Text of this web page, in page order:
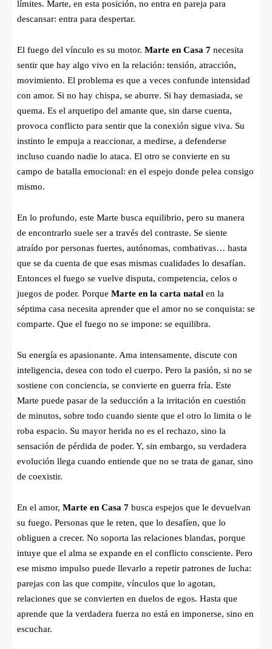
límites. Marte, en esta posición, no entra en pareja para
descansar: entra para despertar.
El fuego del vínculo es su motor. Marte en Casa 7 necesita
sentir que hay algo vivo en la relación: tensión, atracción,
movimiento. El problema es que a veces confunde intensidad
con amor. Si no hay chispa, se aburre. Si hay demasiada, se
quema. Es el arquetipo del amante que, sin darse cuenta,
provoca conflicto para sentir que la conexión sigue viva. Su
instinto le empuja a reaccionar, a medirse, a defenderse
incluso cuando nadie lo ataca. El otro se convierte en su
campo de batalla emocional: en el espejo donde pelea consigo
mismo.
En lo profundo, este Marte busca equilibrio, pero su manera
de encontrarlo suele ser a través del contraste. Se siente
atraído por personas fuertes, autónomas, combativas… hasta
que se da cuenta de que esas mismas cualidades lo desafían.
Entonces el fuego se vuelve disputa, competencia, celos o
juegos de poder. Porque Marte en la carta natal en la
séptima casa necesita aprender que el amor no se conquista: se
comparte. Que el fuego no se impone: se equilibra.
Su energía es apasionante. Ama intensamente, discute con
inteligencia, desea con todo el cuerpo. Pero la pasión, si no se
sostiene con conciencia, se convierte en guerra fría. Este
Marte puede pasar de la seducción a la irritación en cuestión
de minutos, sobre todo cuando siente que el otro lo limita o le
roba espacio. Su mayor herida no es el rechazo, sino la
sensación de pérdida de poder. Y, sin embargo, su verdadera
evolución llega cuando entiende que no se trata de ganar, sino
de coexistir.
En el amor, Marte en Casa 7 busca espejos que le devuelvan
su fuego. Personas que le reten, que lo desafíen, que lo
obliguen a crecer. No soporta las relaciones blandas, porque
intuye que el alma se expande en el conflicto consciente. Pero
ese mismo impulso puede llevarlo a repetir patrones de lucha:
parejas con las que compite, vínculos que lo agotan,
relaciones que se convierten en duelos de egos. Hasta que
aprende que la verdadera fuerza no está en imponerse, sino en
escuchar.